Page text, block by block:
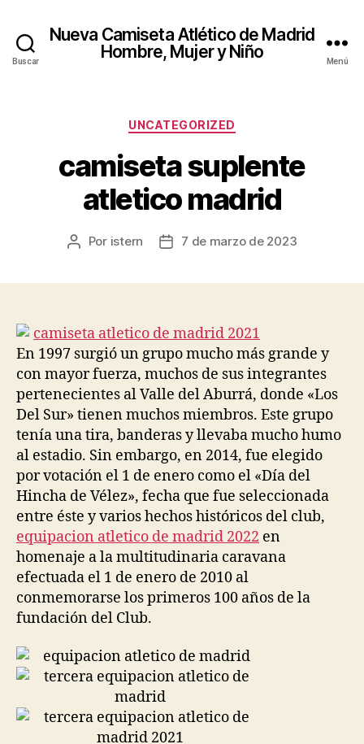
Buscar
Nueva Camiseta Atlético de Madrid
Hombre, Mujer y Niño
Menú
Categorías
UNCATEGORIZED
camiseta suplente
atletico madrid
Autor
Por istern
Fecha7 de marzo de 2023
En 1997 surgió un grupo mucho más grande y
con mayor fuerza, muchos de sus integrantes
pertenecientes al Valle del Aburrá, donde «Los
Del Sur» tienen muchos miembros. Este grupo
tenía una tira, banderas y llevaba mucho humo
al estadio. Sin embargo, en 2014, fue elegido
por votación el 1 de enero como el «Día del
Hincha de Vélez», fecha que fue seleccionada
entre éste y varios hechos históricos del club,
equipacion atletico de madrid 2022 en
homenaje a la multitudinaria caravana
efectuada el 1 de enero de 2010 al
conmemorarse los primeros 100 años de la
fundación del Club.